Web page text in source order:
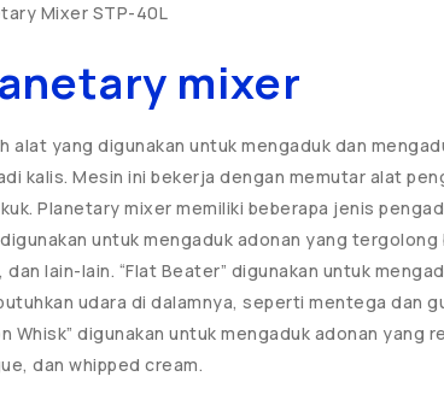
Mixer STP-40L
mixer
alat yang digunakan untuk mengaduk dan
kalis. Mesin ini bekerja dengan memutar alat
Planetary mixer memiliki beberapa jenis
untuk mengaduk adonan yang
dan lain-lain. “Flat Beater” digunakan untuk
udara di dalamnya, seperti mentega dan
Whisk” digunakan untuk mengaduk adonan yang
dan whipped cream.